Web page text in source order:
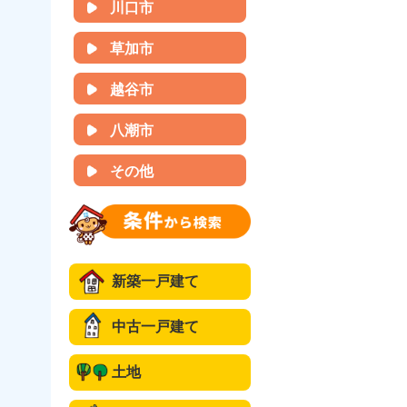
川口市
草加市
越谷市
八潮市
その他
新築一戸建て
中古一戸建て
土地